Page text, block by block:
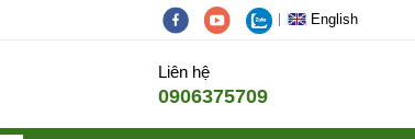
English
Liên hệ
0906375709